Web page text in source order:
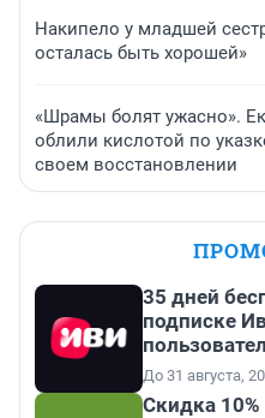
Накипело у младшей
осталась быть хорошей»
«Шрамы болят ужасно».
облили кислотой по
своем восстановлении
35 дней
подписке
До 31 августа,
Скидка